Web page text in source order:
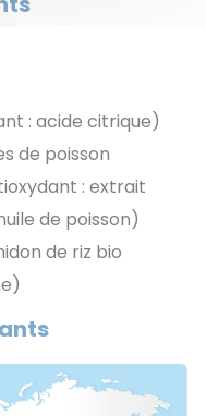
: acide citrique)
de poisson
: extrait
de poisson)
de riz bio